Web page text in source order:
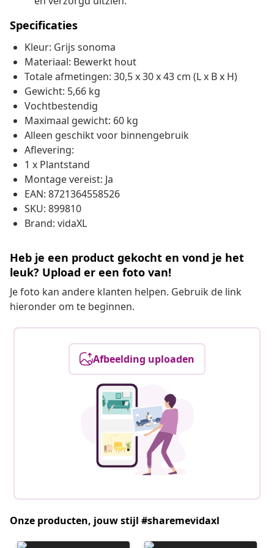
Specificaties
Kleur: Grijs sonoma
Materiaal: Bewerkt hout
Totale afmetingen: 30,5 x 30 x 43 cm (L x B x H)
Gewicht: 5,66 kg
Vochtbestendig
Maximaal gewicht: 60 kg
Alleen geschikt voor binnengebruik
Aflevering:
1 x Plantstand
Montage vereist: Ja
EAN: 8721364558526
SKU: 899810
Brand: vidaXL
Heb je een product gekocht en vond je het
leuk? Upload er een foto van!
Je foto kan andere klanten helpen. Gebruik de link
hieronder om te beginnen.
Afbeelding uploaden
Onze producten, jouw stijl #sharemevidaxl